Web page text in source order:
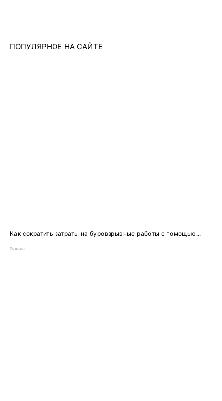
ПОПУЛЯРНОЕ НА САЙТЕ
Как сократить затраты на буровзрывные работы с помощью...
Подкаст